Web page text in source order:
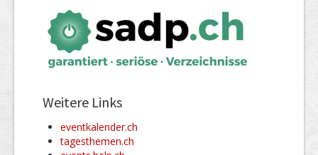
Weitere Links
eventkalender.ch
tagesthemen.ch